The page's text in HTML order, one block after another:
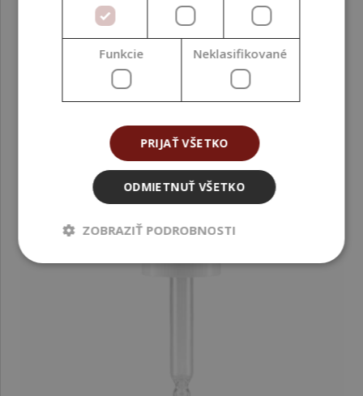
Funkcie Neklasifikované
PRIJAŤ VŠETKO
ODMIETNUŤ VŠETKO
ZOBRAZIŤ PODROBNOSTI